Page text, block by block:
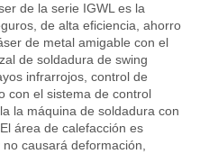
de la serie IGWL es la
de alta eficiencia, ahorro
de metal amigable con el
de soldadura de swing
infrarrojos, control de
con el sistema de control
la máquina de soldadura con
área de calefacción es
causará deformación,